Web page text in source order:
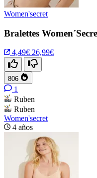
Women'secret
Bralettes
4,49€ 26,99€
806
1
Ruben
Ruben
Women'secret
4 años